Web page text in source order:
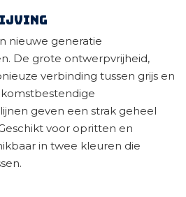
nieuwe generatie
De grote ontwerpvrijheid,
verbinding tussen grijs en
geven een strak geheel
voor opritten en
in twee kleuren die